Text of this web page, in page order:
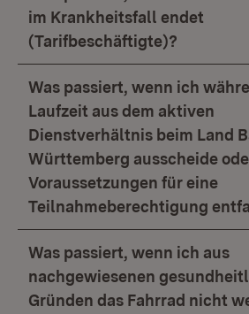
im Krankheitsfall endet
(Tarifbeschäftigte)?
Was passiert, wenn ich
Laufzeit aus dem aktiven
Dienstverhältnis beim Land
Württemberg ausscheide
Voraussetzungen für eine
Teilnahmeberechtigung
Was passiert, wenn ich aus
nachgewiesenen
Gründen das Fahrrad nicht